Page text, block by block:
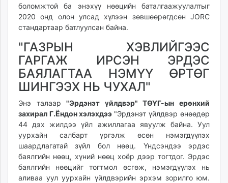
боломжтой ба энэхүү нөөцийн баталгаажуулалтыг
2020 онд олон улсад хүлээн зөвшөөрөгдсөн JORC
стандартаар батлуулсан байна.
"ГАЗРЫН ХЭВЛИЙГЭЭС
ГАРГАЖ ИРСЭН ЭРДЭС
БАЯЛАГТАА НЭМҮҮ ӨРТӨГ
ШИНГЭЭХ НЬ ЧУХАЛ"
Энэ талаар "Эрдэнэт үйлдвэр" ТӨҮГ-ын ерөнхий
захирал Г.Ёндон хэлэхдээ "Эрдэнэт үйлдвэр өнөөдөр
44 дэх жилдээ үйл ажиллагаа явуулж байна. Уул
уурхайн салбарт үргэлж өсөн нэмэгдүүлэх
шаардлагатай зүйл бол нөөц. Үндсэндээ эрдэс
баялгийн нөөц, хүний нөөц хоёр дээр тогтдог. Эрдэс
баялгийн нөөцийг тогтмол өсгөж, нэмэгдүүлэх нь
аливаа уул уурхайн үйлдвэрийн эрхэм зорилго юм.